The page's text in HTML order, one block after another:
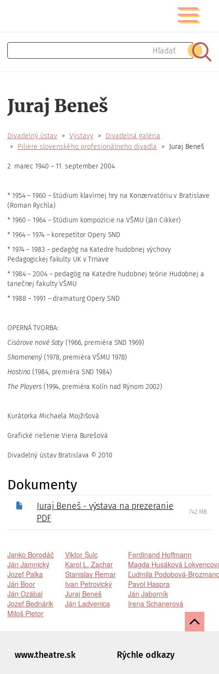
obsah
Prepnúť
navigáciu
Hľadať
Juraj Beneš
Divadelný ústav Výstavy
Divadelná galéria
Piliere slovenského profesionálneho divadla
Juraj Beneš
2. marec 1940 – 11. september 2004
* 1954 – 1960 – štúdium klavírnej hry na Konzervatóriu v Bratislave
(Roman Rychla)
* 1960 – 1964 – štúdium kompozície na VŠMU (Ján Cikker)
* 1964 – 1974 – korepetítor Opery SND
* 1974 – 1983 – pedagóg na Katedre hudobnej výchovy
Pedagogickej fakulty UK v Trnave
* 1984 – 2004 – pedagóg na Katedre hudobnej teórie Hudobnej a
tanečnej fakulty VŠMU
* 1988 – 1991 – dramaturg Opery SND
OPERNÁ TVORBA:
Cisárove nové šaty (1966, premiéra SND 1969)
Skamenený (1978, premiéra VŠMU 1978)
Hostina (1984, premiéra SND 1984)
The Players(1994, premiéra Kolín nad Rýnom 2002)
Kurátorka Michaela Mojžišová
Grafické riešenie Viera Burešová
Divadelný ústav Bratislava © 2010
Dokumenty
Juraj Beneš - výstava na prezeranie
PDF
7.42 MB
Janko Borodáč Viktor Šulc
Ferdinand Hoffmann
Ján Jamnický
Karol L. Zachar
Magda Husáková
Jozef Palka
Stanislav Remar
Ľudmila Podobová-
Ján Boor
Ivan Petrovický
Pavol Haspra
Ján Ozábal
Juraj Beneš
Ján Jaborník
Jozef Bednárik
Ján Ladvenica
Irena Schanerová
Miloš Pietor
www.theatre.sk Rýchle odkazy